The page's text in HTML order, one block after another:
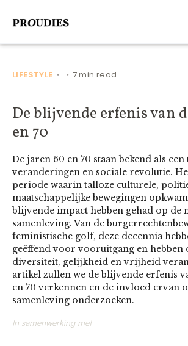
LIFESTYLE • • 7 min read
De blijvende erfenis van
en 70
De jaren 60 en 70 staan bekend als
veranderingen en sociale revolutie.
periode waarin talloze culturele,
maatschappelijke bewegingen
blijvende impact hebben gehad op de
samenleving. Van de
feministische golf, deze decennia
geëffend voor vooruitgang en hebben
diversiteit, gelijkheid en vrijheid
artikel zullen we de blijvende erfenis
en 70 verkennen en de invloed ervan
samenleving onderzoeken.
In samenwerking met